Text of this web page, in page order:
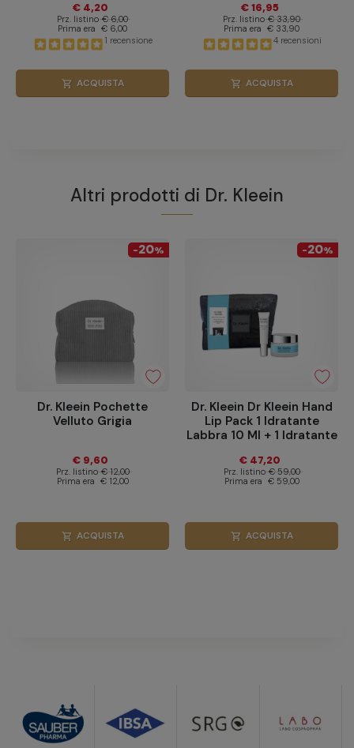
€ 4,20
Prz. listino € 6,00
Prima era € 6,00
1 recensione
shopping_cart ACQUISTA
€ 16,95
Prz. listino € 33,90
Prima era € 33,90
4 recensioni
shopping_cart ACQUISTA
Altri prodotti di Dr. Kleein
-20%
Dr. Kleein Pochette
Velluto Grigia
€ 9,60
Prz. listino € 12,00
Prima era € 12,00
shopping_cart ACQUISTA
-20%
Dr. Kleein Dr Kleein Hand
Lip Pack 1 Idratante
Labbra 10 Ml + 1 Idratante
€ 47,20
Prz. listino € 59,00
Prima era € 59,00
shopping_cart ACQUISTA